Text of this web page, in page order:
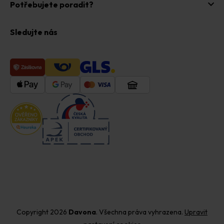
Potřebujete poradit?
Sledujte nás
Copyright 2026 Davona. Všechna práva vyhrazena. Upravit